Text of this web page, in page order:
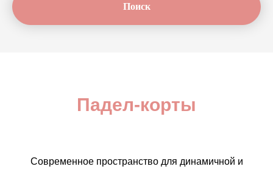
Поиск
Падел-корты
Современное пространство для динамичной и